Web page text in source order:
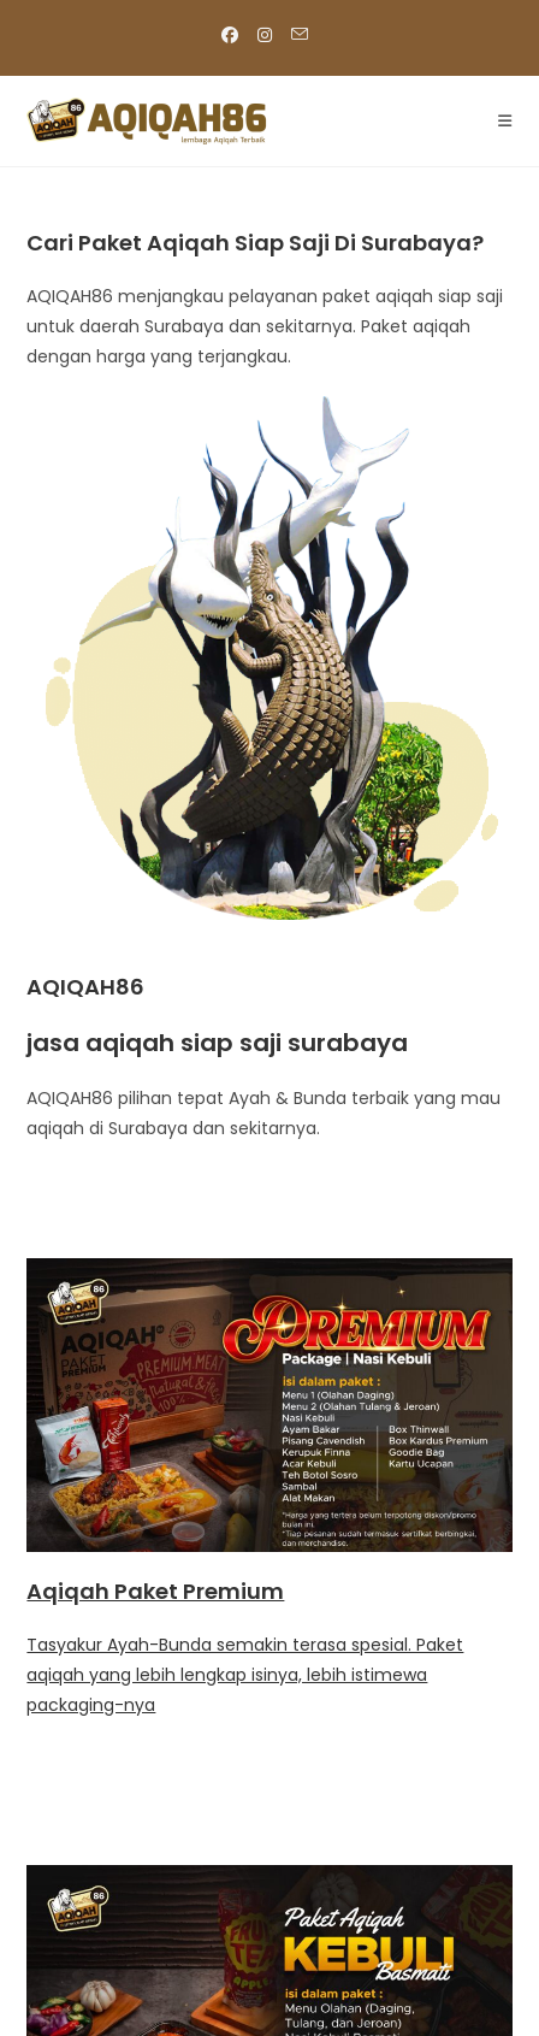
content
Cari Paket Aqiqah Siap Saji Di Surabaya?
AQIQAH86 menjangkau pelayanan paket aqiqah siap saji
untuk daerah Surabaya dan sekitarnya. Paket aqiqah
dengan harga yang terjangkau.
AQIQAH86
jasa aqiqah siap saji surabaya
AQIQAH86 pilihan tepat Ayah & Bunda terbaik yang mau
aqiqah di Surabaya dan sekitarnya.
Aqiqah Paket Premium
Tasyakur Ayah-Bunda semakin terasa spesial. Paket
aqiqah yang lebih lengkap isinya, lebih istimewa
packaging-nya